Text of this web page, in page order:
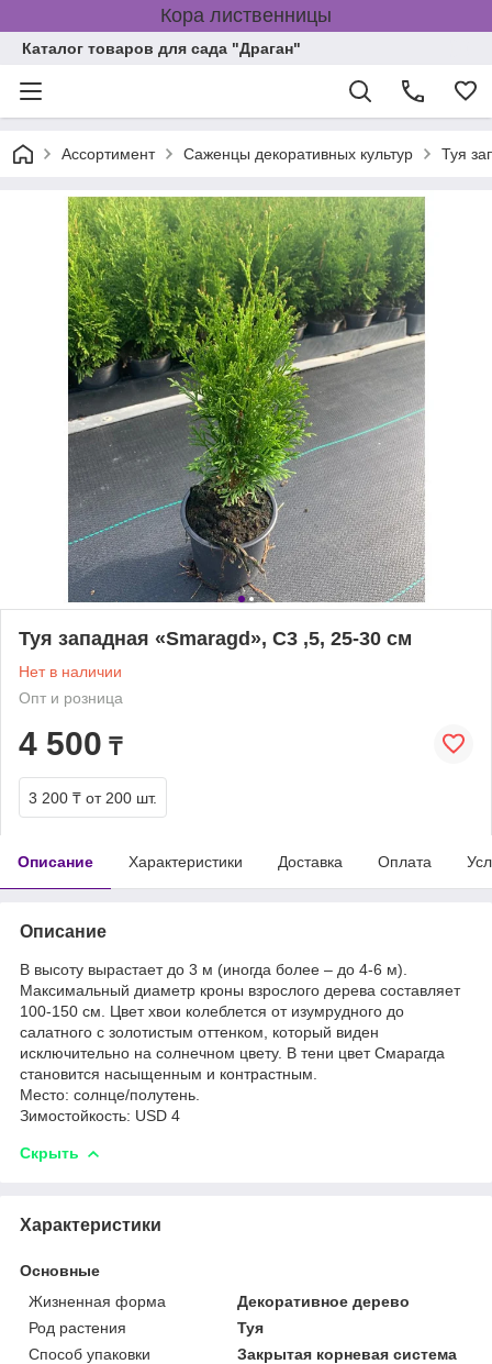
Кора лиственницы
Каталог товаров для сада "Драган"
Ассортимент Саженцы декоративных культур Туя
Туя западная «Smaragd», С3 ,5, 25-30 см
Нет в наличии
Опт и розница
4 500 ₸
3 200 ₸ от 200 шт.
Описание Характеристики Доставка Оплата
Описание
В высоту вырастает до 3 м (иногда более – до 4-6 м).
Максимальный диаметр кроны взрослого дерева составляет
100-150 см. Цвет хвои колеблется от изумрудного до
салатного с золотистым оттенком, который виден
исключительно на солнечном цвету. В тени цвет Смарагда
становится насыщенным и контрастным.
Место: солнце/полутень.
Зимостойкость: USD 4
Скрыть
Характеристики
Основные
Жизненная форма
Декоративное дерево
Род растения
Туя
Способ упаковки
Закрытая корневая система